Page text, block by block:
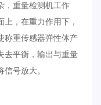
，重量检测机工作
，在重力作用下，
称重传感器弹性体产
去平衡，输出与重量
号放大。